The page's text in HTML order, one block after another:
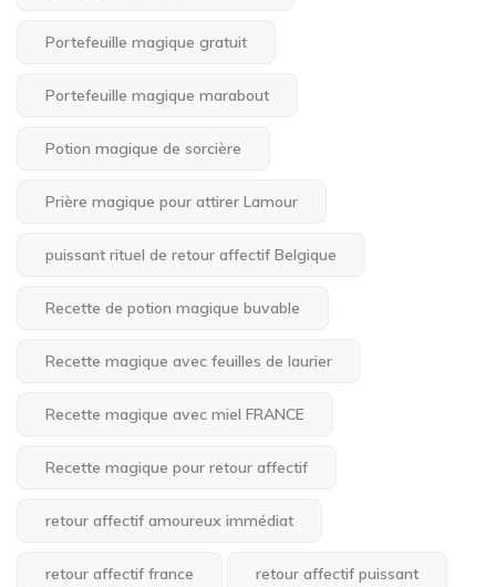
Portefeuille magique gratuit
Portefeuille magique marabout
Potion magique de sorcière
Prière magique pour attirer Lamour
puissant rituel de retour affectif Belgique
Recette de potion magique buvable
Recette magique avec feuilles de laurier
Recette magique avec miel FRANCE
Recette magique pour retour affectif
retour affectif amoureux immédiat
retour affectif france retour affectif puissant